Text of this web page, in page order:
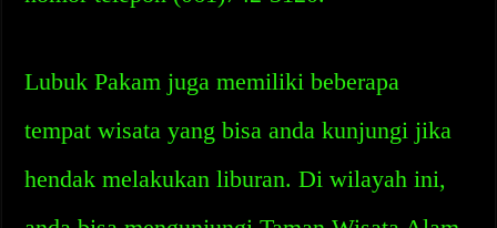
Lubuk Pakam juga memiliki beberapa
tempat wisata yang bisa anda kunjungi jika
hendak melakukan liburan. Di wilayah ini,